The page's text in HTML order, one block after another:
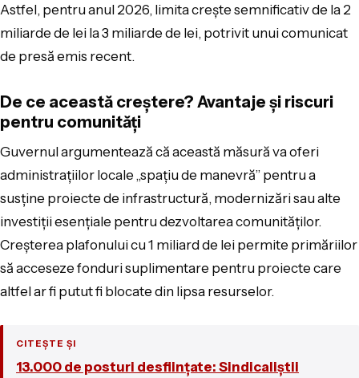
Astfel, pentru anul 2026, limita crește semnificativ de la 2
miliarde de lei la 3 miliarde de lei, potrivit unui comunicat
de presă emis recent.
De ce această creștere? Avantaje și riscuri
pentru comunități
Guvernul argumentează că această măsură va oferi
administrațiilor locale „spațiu de manevră” pentru a
susține proiecte de infrastructură, modernizări sau alte
investiții esențiale pentru dezvoltarea comunităților.
Creșterea plafonului cu 1 miliard de lei permite primăriilor
să acceseze fonduri suplimentare pentru proiecte care
altfel ar fi putut fi blocate din lipsa resurselor.
CITEȘTE ȘI
13.000 de posturi desființate: Sindicaliștii